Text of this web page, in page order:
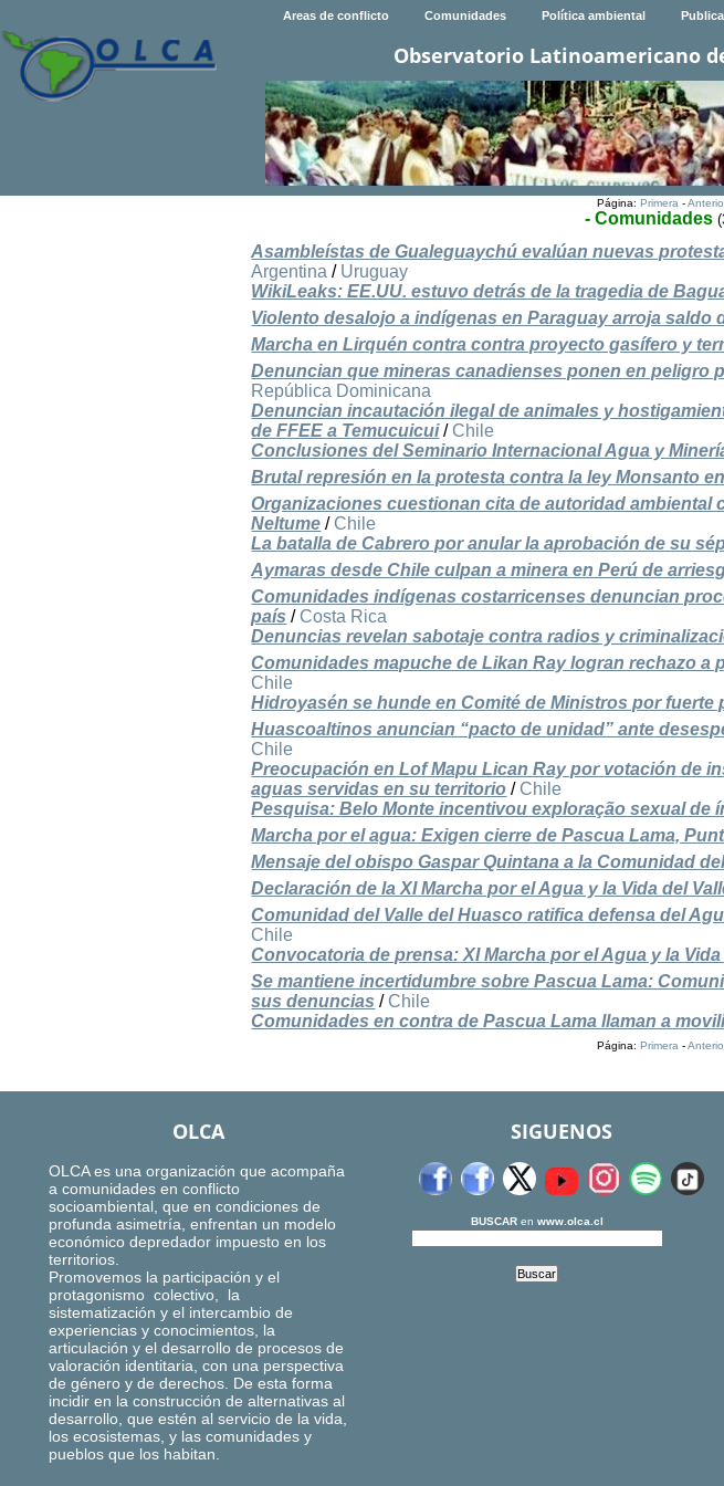
Areas de conflicto Comunidades Política ambiental
Observatorio Latinoamericano
Página: Primera-
- Comunidades
Asambleístas de Gualeguaychú evalúan nuevas
Argentina / Uruguay
WikiLeaks: EE.UU. estuvo detrás de la tragedia de
Violento desalojo a indígenas en Paraguay arroja saldo
Marcha en Lirquén contra contra proyecto gasífero y
Denuncian que mineras canadienses ponen en peligro
República Dominicana
Denuncian incautación ilegal de animales y
de FFEE a Temucuicui/ Chile
Conclusiones del Seminario Internacional Agua y
Brutal represión en la protesta contra la ley Monsanto
Organizaciones cuestionan cita de autoridad ambiental
Neltume / Chile
La batalla de Cabrero por anular la aprobación de su
Aymaras desde Chile culpan a minera en Perú de
Comunidades indígenas costarricenses denuncian
país / Costa Rica
Denuncias revelan sabotaje contra radios y
Comunidades mapuche de Likan Ray logran rechazo a
Chile
Hidroyasén se hunde en Comité de Ministros por fuerte
Huascoaltinos anuncian “pacto de unidad” ante
Chile
Preocupación en Lof Mapu Lican Ray por votación de
aguas servidas en su territorio / Chile
Pesquisa: Belo Monte incentivou exploração sexual de
Marcha por el agua: Exigen cierre de Pascua Lama,
Mensaje del obispo Gaspar Quintana a la Comunidad
Declaración de la XI Marcha por el Agua y la Vida del
Comunidad del Valle del Huasco ratifica defensa del
Chile
Convocatoria de prensa: XI Marcha por el Agua y la
Se mantiene incertidumbre sobre Pascua Lama:
sus denuncias / Chile
Comunidades en contra de Pascua Lama llaman a
Página: Primera-
OLCA
OLCA es una organización que acompaña
a comunidades en conflicto
socioambiental, que en condiciones de
profunda asimetría, enfrentan un modelo
económico depredador impuesto en los
territorios.
Promovemos la participación y el
protagonismo colectivo, la
sistematización y el intercambio de
experiencias y conocimientos, la
articulación y el desarrollo de procesos de
valoración identitaria, con una perspectiva
de género y de derechos. De esta forma
incidir en la construcción de alternativas al
desarrollo, que estén al servicio de la vida,
los ecosistemas, y las comunidades y
pueblos que los habitan.
SIGUENOS
BUSCARen www.olca.cl